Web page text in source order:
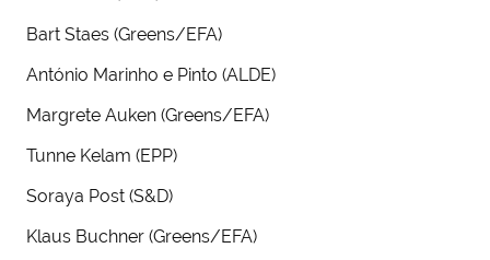
Bart Staes (Greens/EFA)
António Marinho e Pinto (ALDE)
Margrete Auken (Greens/EFA)
Tunne Kelam (EPP)
Soraya Post (S&D)
Klaus Buchner (Greens/EFA)